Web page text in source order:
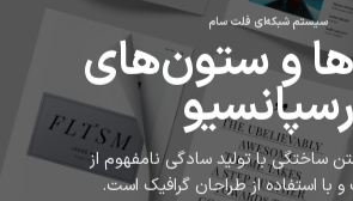
شبکه‌ای فلت سام
و ستون‌های
با تولید سادگی نامفهوم از
از طراحان گرافیک است.